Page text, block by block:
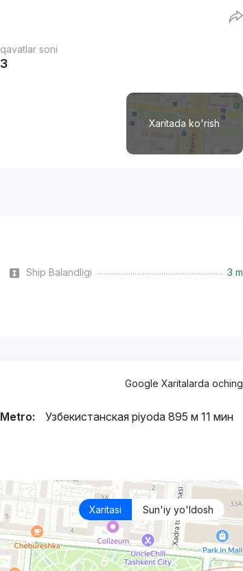
qavatlar soni
3
Xaritada ko'rish
Ship Balandligi 3 m
Google Xaritalarda oching
Metro: Узбекистанская piyoda 895 м 11 мин
Xaritasi Sun'iy yo'ldosh